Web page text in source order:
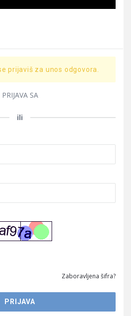
prijaviš za unos odgovora.
PRIJAVA SA
ili
Zaboravljena šifra?